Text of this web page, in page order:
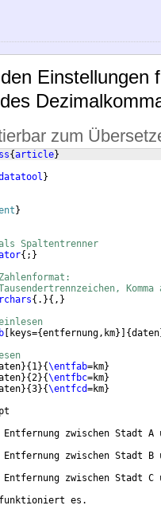
Einstellungen
zum
{article}
}
}
als Spaltentrenner
{ ; }
{ . }{ , }
keys={entfernung,km}] {daten
}{ 1}{\entfab=km}
}{2}{\entfbc=km}
}{3}{\entfcd=km}
zwischen Stadt
zwischen Stadt
zwischen Stadt
es.